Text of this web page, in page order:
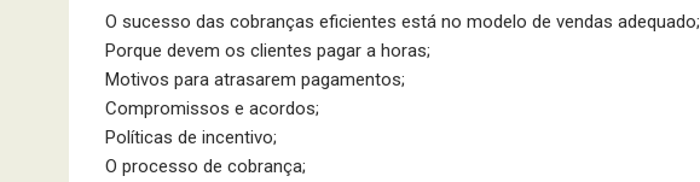
O sucesso das cobranças eficientes está no modelo de vendas adequado;
Porque devem os clientes pagar a horas;
Motivos para atrasarem pagamentos;
Compromissos e acordos;
Políticas de incentivo;
O processo de cobrança;